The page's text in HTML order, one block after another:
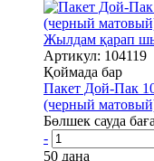
Жылдам қарап
Артикул: 104119
Қоймада бар
Пакет Дой-Пак
(черный
Бөлшек сауда
-
50 дана